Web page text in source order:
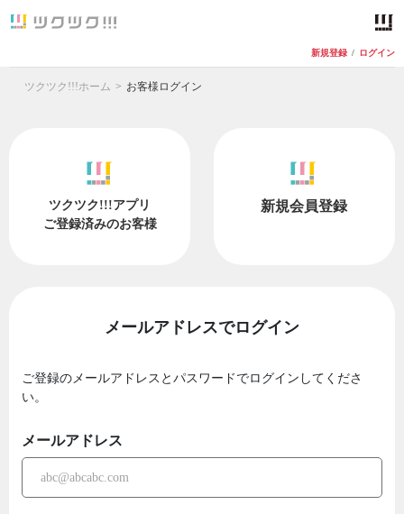
新規登録 / ログイン
ツクツク!!!ホーム お客様ログイン
ツクツク!!!アプリ
ご登録済みのお客様
新規会員登録
メールアドレスでログイン
ご登録のメールアドレスとパスワードでログインしてくださ
い。
メールアドレス